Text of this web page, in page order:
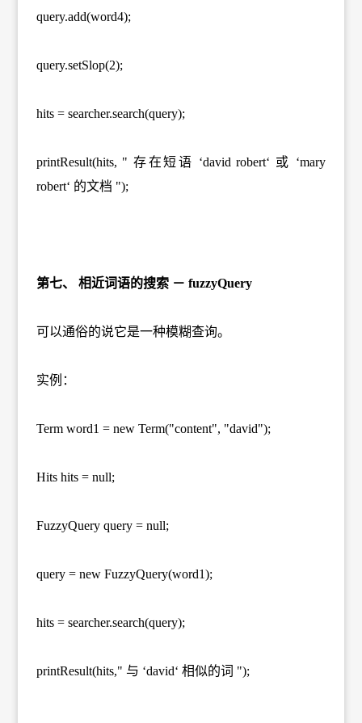
query.add(word4);
query.setSlop(2);
hits = searcher.search(query);
printResult(hits, " 存在短语 ‘david robert‘ 或 ‘mary
robert‘ 的文档 ");
第七、 相近词语的搜索 － fuzzyQuery
可以通俗的说它是一种模糊查询。
实例：
Term word1 = new Term("content", "david");
Hits hits = null;
FuzzyQuery query = null;
query = new FuzzyQuery(word1);
hits = searcher.search(query);
printResult(hits," 与 ‘david‘ 相似的词 ");